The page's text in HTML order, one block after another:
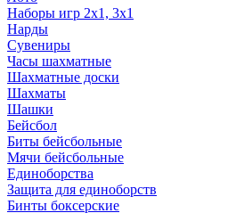
Наборы игр 2х1, 3х1
Нарды
Сувениры
Часы шахматные
Шахматные доски
Шахматы
Шашки
Бейсбол
Биты бейсбольные
Мячи бейсбольные
Единоборства
Защита для единоборств
Бинты боксерские